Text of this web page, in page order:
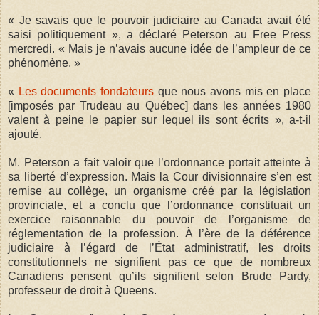
« Je savais que le pouvoir judiciaire au Canada avait été
saisi politiquement », a déclaré Peterson au Free Press
mercredi. « Mais je n’avais aucune idée de l’ampleur de ce
phénomène. »
« Les documents fondateurs que nous avons mis en place
[imposés par Trudeau au Québec] dans les années 1980
valent à peine le papier sur lequel ils sont écrits », a-t-il
ajouté.
M. Peterson a fait valoir que l’ordonnance portait atteinte à
sa liberté d’expression. Mais la Cour divisionnaire s’en est
remise au collège, un organisme créé par la législation
provinciale, et a conclu que l’ordonnance constituait un
exercice raisonnable du pouvoir de l’organisme de
réglementation de la profession. À l’ère de la déférence
judiciaire à l’égard de l’État administratif, les droits
constitutionnels ne signifient pas ce que de nombreux
Canadiens pensent qu’ils signifient selon Brude Pardy,
professeur de droit à Queens.